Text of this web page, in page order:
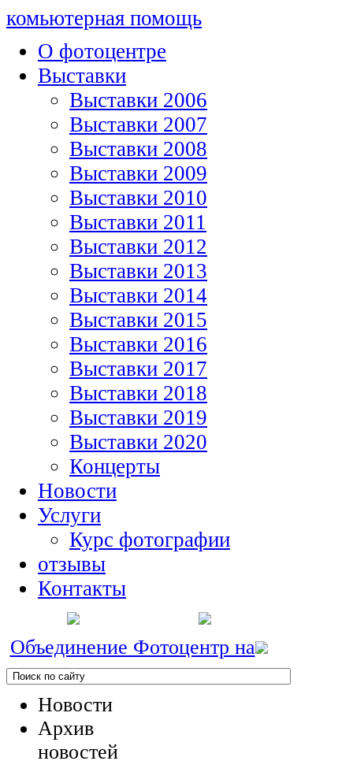
комьютерная помощь
О фотоцентре
Выставки
Выставки 2006
Выставки 2007
Выставки 2008
Выставки 2009
Выставки 2010
Выставки 2011
Выставки 2012
Выставки 2013
Выставки 2014
Выставки 2015
Выставки 2016
Выставки 2017
Выставки 2018
Выставки 2019
Выставки 2020
Концерты
Новости
Услуги
Курс фотографии
отзывы
Контакты
Объединение Фотоцентр на
Новости
Архив
новостей